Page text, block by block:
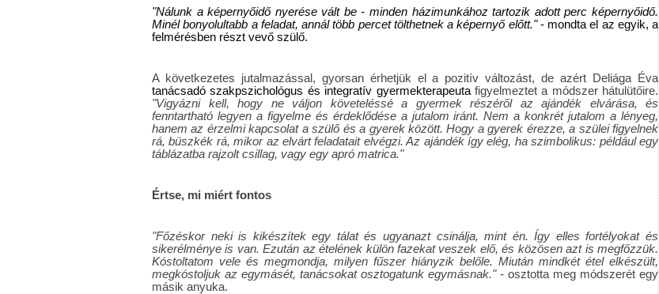
"Nálunk a képernyőidő nyerése vált be - minden házimunkához tartozik adott perc képernyőidő.
Minél bonyolultabb a feladat, annál több percet tölthetnek a képernyő előtt."- mondta el az egyik, a
felmérésben részt vevő szülő.
A következetes jutalmazással, gyorsan érhetjük el a pozitív változást, de azért Deliága Éva
tanácsadó szakpszichológus és integratív gyermekterapeuta figyelmeztet a módszer hátulütőire.
"Vigyázni kell, hogy ne váljon követeléssé a gyermek részéről az ajándék elvárása, és
fenntartható legyen a figyelme és érdeklődése a jutalom iránt. Nem a konkrét jutalom a lényeg,
hanem az érzelmi kapcsolat a szülő és a gyerek között. Hogy a gyerek érezze, a szülei figyelnek
rá, büszkék rá, mikor az elvárt feladatait elvégzi. Az ajándék így elég, ha szimbolikus: például egy
táblázatba rajzolt csillag, vagy egy apró matrica."
Értse, mi miért fontos
"Főzéskor neki is kikészítek egy tálat és ugyanazt csinálja, mint én. Így elles fortélyokat és
sikerélménye is van. Ezután az ételének külön fazekat veszek elő, és közösen azt is megfőzzük.
Kóstoltatom vele és megmondja, milyen fűszer hiányzik belőle. Miután mindkét étel elkészült,
megkóstoljuk az egymásét, tanácsokat osztogatunk egymásnak."- osztotta meg módszerét egy
másik anyuka.